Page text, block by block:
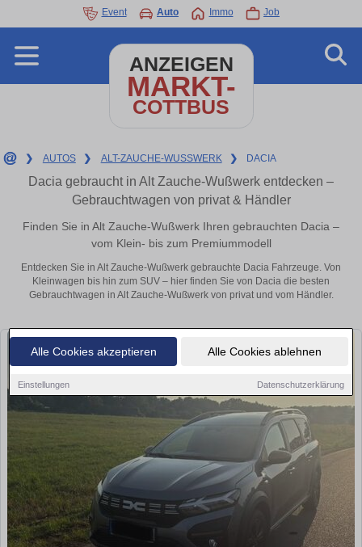
Alle Cookies akzeptieren Alle Cookies ablehnen
Einstellungen Datenschutzerklärung
Event Auto Immo Job
ANZEIGEN
MARKT-
COTTBUS
❯ AUTOS ❯ ALT-ZAUCHE-WUSSWERK ❯ DACIA
Dacia gebraucht in Alt Zauche-Wußwerk entdecken –
Gebrauchtwagen von privat & Händler
Finden Sie in Alt Zauche-Wußwerk Ihren gebrauchten Dacia –
vom Klein- bis zum Premiummodell
Entdecken Sie in Alt Zauche-Wußwerk gebrauchte Dacia Fahrzeuge. Von
Kleinwagen bis hin zum SUV – hier finden Sie von Dacia die besten
Gebrauchtwagen in Alt Zauche-Wußwerk von privat und vom Händler.